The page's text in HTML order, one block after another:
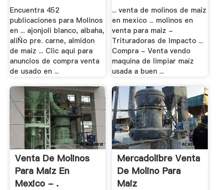
Encuentra 452
publicaciones para Molinos
en ... ajonjoli blanco, albaha,
aliÑo pre. carne, almidon
de maiz ... Clic aqui para
anuncios de compra venta
de usado en ...
... venta de molinos de maiz
en mexico ... molinos en
venta para maiz -
Trituradoras de Impacto ...
Compra - Venta vendo
maquina de limpiar maíz
usada a buen ...
Venta De Molinos
Para Maiz En
Mexico - .
Mercadolibre Venta
De Molino Para
Maiz